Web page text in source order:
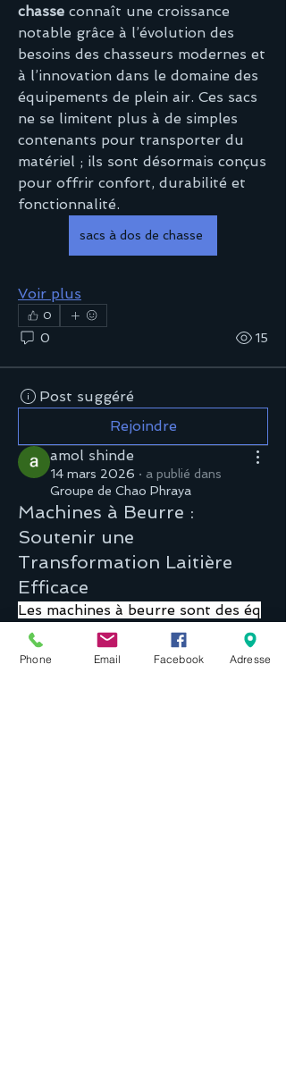
chasse connaît une croissance
notable grâce à l’évolution des
besoins des chasseurs modernes et
à l’innovation dans le domaine des
équipements de plein air. Ces sacs
ne se limitent plus à de simples
contenants pour transporter du
matériel ; ils sont désormais conçus
pour offrir confort, durabilité et
fonctionnalité.
sacs à dos de chasse
Voir plus
0
0 15
Post suggéré
Rejoindre
amol shinde
14 mars 2026 · a publié dans
Groupe de Chao Phraya
Machines à Beurre :
Soutenir une
Transformation Laitière
Efficace
Les machines à beurre sont des éq
uipements spécialisés utilisés dans
la transformation laitière pour con
Phone Email Facebook Adresse